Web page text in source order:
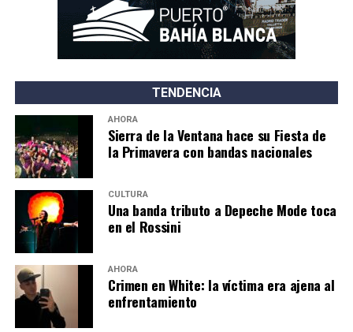
TENDENCIA
AHORA
Sierra de la Ventana hace su Fiesta de
la Primavera con bandas nacionales
CULTURA
Una banda tributo a Depeche Mode toca
en el Rossini
AHORA
Crimen en White: la víctima era ajena al
enfrentamiento